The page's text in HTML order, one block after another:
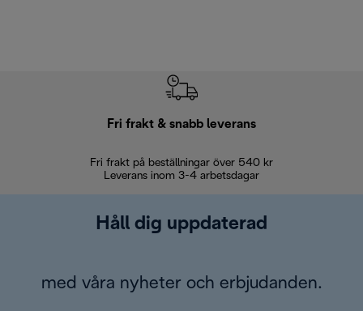
Fri frakt & snabb leverans
Fri frakt på beställningar över 540 kr
Leverans inom 3-4 arbetsdagar
Håll dig uppdaterad
med våra nyheter och erbjudanden.